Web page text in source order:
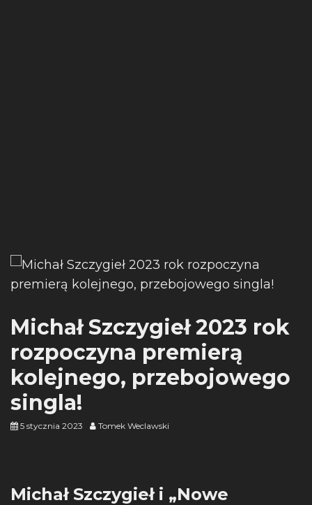
Michał Szczygieł 2023 rok
rozpoczyna premierą
kolejnego, przebojowego
singla!
5 stycznia 2023 Tomek Weclawski
Michał Szczygieł i „Nowe